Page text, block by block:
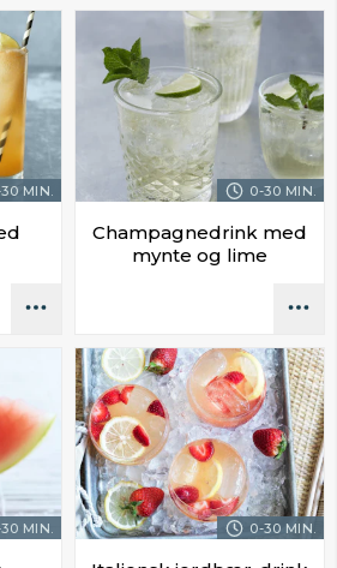
MIN. 0-30 MIN.
Champagnedrink med
mynte og lime
MIN. 0-30 MIN.